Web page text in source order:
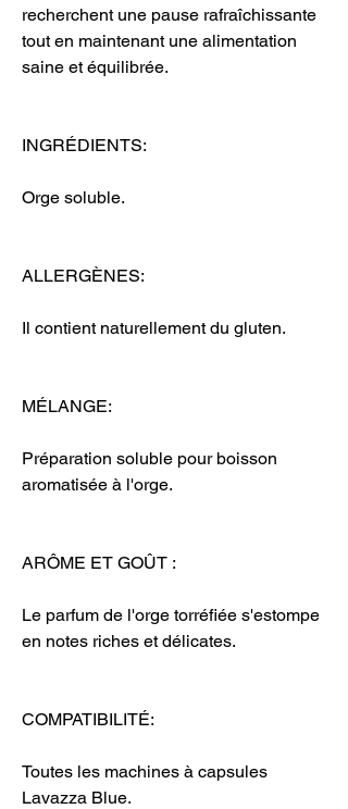
recherchent une pause rafraîchissante
tout en maintenant une alimentation
saine et équilibrée.
INGRÉDIENTS:
Orge soluble.
ALLERGÈNES:
Il contient naturellement du gluten.
MÉLANGE:
Préparation soluble pour boisson
aromatisée à l'orge.
ARÔME ET GOÛT :
Le parfum de l'orge torréfiée s'estompe
en notes riches et délicates.
COMPATIBILITÉ:
Toutes les machines à capsules
Lavazza Blue.